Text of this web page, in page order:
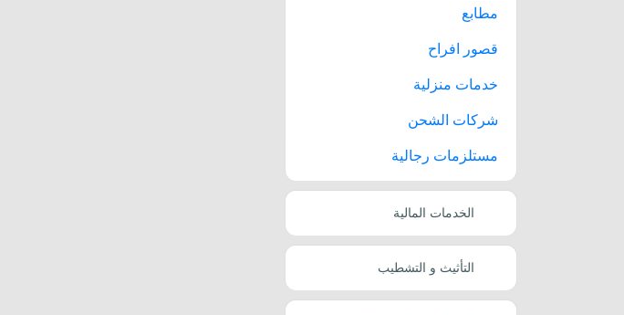
مطابع
قصور افراح
خدمات منزلية
شركات الشحن
مستلزمات رجالية
الخدمات المالية
التأثيث و التشطيب